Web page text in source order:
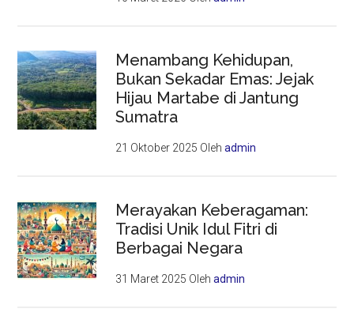
Menambang Kehidupan,
Bukan Sekadar Emas: Jejak
Hijau Martabe di Jantung
Sumatra
21 Oktober 2025 Olehadmin
Merayakan Keberagaman:
Tradisi Unik Idul Fitri di
Berbagai Negara
31 Maret 2025 Olehadmin